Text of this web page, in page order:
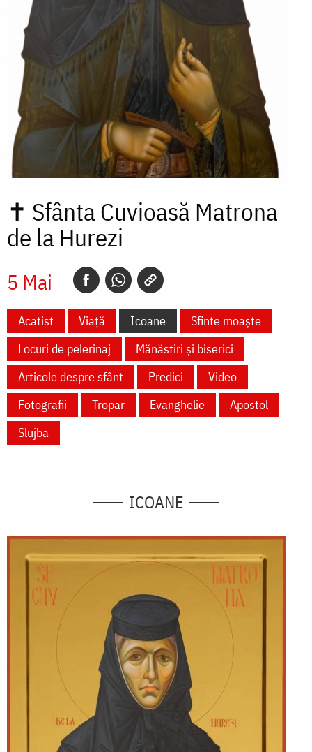
✝ Sfânta Cuvioasă Matrona
de la Hurezi
5 Mai
Acatist Viață Icoane
Sfinte moaște
Locuri de pelerinaj
Mănăstiri și biserici
Articole despre sfânt
Predici
Video
Fotografii
Tropar Evanghelie
Apostol
Slujba
ICOANE